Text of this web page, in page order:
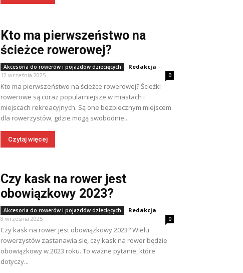
Kto ma pierwszeństwo na
ścieżce rowerowej?
Akcesoria do rowerów i pojazdów dziecięcych Redakcja -
12 września 2025
0
Kto ma pierwszeństwo na ścieżce rowerowej? Ścieżki
rowerowe są coraz popularniejsze w miastach i
miejscach rekreacyjnych. Są one bezpiecznym miejscem
dla rowerzystów, gdzie mogą swobodnie...
Czytaj więcej
Czy kask na rower jest
obowiązkowy 2023?
Akcesoria do rowerów i pojazdów dziecięcych Redakcja -
8 września 2025
0
Czy kask na rower jest obowiązkowy 2023? Wielu
rowerzystów zastanawia się, czy kask na rower będzie
obowiązkowy w 2023 roku. To ważne pytanie, które
dotyczy...